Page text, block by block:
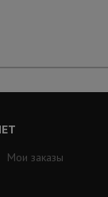
Мои заказы